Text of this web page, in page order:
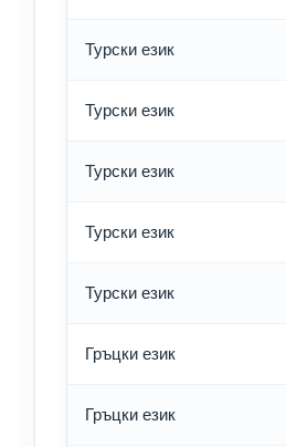
Турски език
Турски език
Турски език
Турски език
Турски език
Гръцки език
Гръцки език